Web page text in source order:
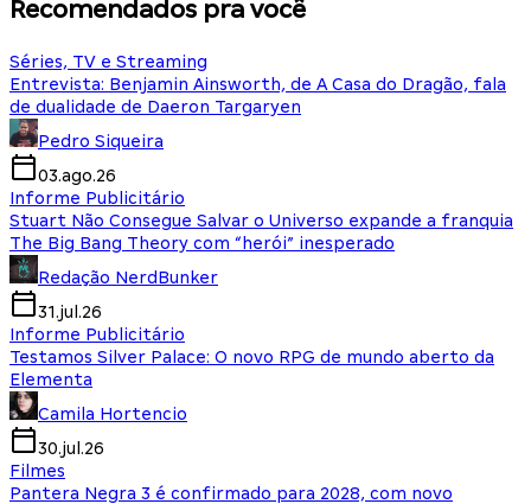
Recomendados pra você
Séries, TV e Streaming
Entrevista: Benjamin Ainsworth, de A Casa do Dragão, fala
de dualidade de Daeron Targaryen
Pedro Siqueira
03.ago.26
Informe Publicitário
Stuart Não Consegue Salvar o Universo expande a franquia
The Big Bang Theory com “herói” inesperado
Redação NerdBunker
31.jul.26
Informe Publicitário
Testamos Silver Palace: O novo RPG de mundo aberto da
Elementa
Camila Hortencio
30.jul.26
Filmes
Pantera Negra 3 é confirmado para 2028, com novo